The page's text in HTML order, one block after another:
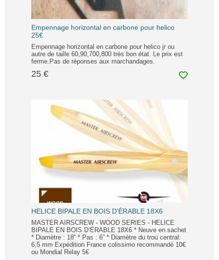
Empennage horizontal en carbone pour helico
25€
Empennage horizontal en carbone pour helico jr ou
autre de taille 60,90,700,800 très bon état. Le prix est
ferme.Pas de réponses aux marchandages.
25 €
HELICE BIPALE EN BOIS D’ÉRABLE 18X6
MASTER AIRSCREW - WOOD SERIES - HELICE
BIPALE EN BOIS D’ÉRABLE 18X6 * Neuve en sachet
* Diamètre : 18” * Pas : 6” * Diamètre du trou central:
6,5 mm Expédition France colissimo recommandé 10€
ou Mondial Relay 5€